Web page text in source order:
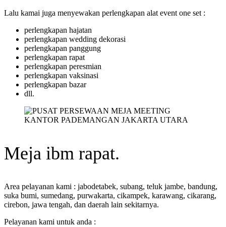
Lalu kamai juga menyewakan perlengkapan alat event one set :
perlengkapan hajatan
perlengkapan wedding dekorasi
perlengkapan panggung
perlengkapan rapat
perlengkapan peresmian
perlengkapan vaksinasi
perlengkapan bazar
dll.
Meja ibm rapat.
Area pelayanan kami : jabodetabek, subang, teluk jambe, bandung,
suka bumi, sumedang, purwakarta, cikampek, karawang, cikarang,
cirebon, jawa tengah, dan daerah lain sekitarnya.
Pelayanan kami untuk anda :